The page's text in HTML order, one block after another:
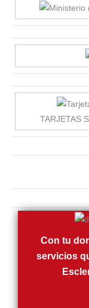
TARJETAS
Con tu
servicios